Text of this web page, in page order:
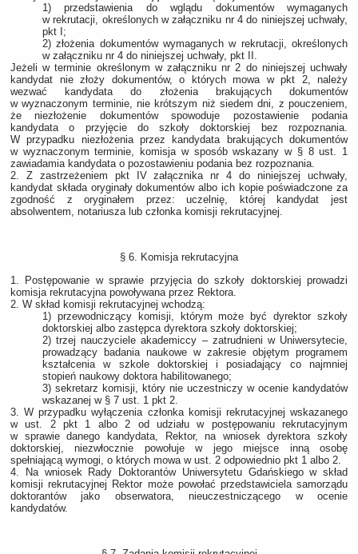
1) przedstawienia do wglądu dokumentów wymaganych
w rekrutacji, określonych w załączniku nr 4 do niniejszej uchwały,
pkt I;
2) złożenia dokumentów wymaganych w rekrutacji, określonych
w załączniku nr 4 do niniejszej uchwały, pkt II.
Jeżeli w terminie określonym w załączniku nr 2 do niniejszej uchwały
kandydat nie złoży dokumentów, o których mowa w pkt 2, należy
wezwać kandydata do złożenia brakujących dokumentów
w wyznaczonym terminie, nie krótszym niż siedem dni, z pouczeniem,
że niezłożenie dokumentów spowoduje pozostawienie podania
kandydata o przyjęcie do szkoły doktorskiej bez rozpoznania.
W przypadku niezłożenia przez kandydata brakujących dokumentów
w wyznaczonym terminie, komisja w sposób wskazany w § 8 ust. 1
zawiadamia kandydata o pozostawieniu podania bez rozpoznania.
2. Z zastrzeżeniem pkt IV załącznika nr 4 do niniejszej uchwały,
kandydat składa oryginały dokumentów albo ich kopie poświadczone za
zgodność z oryginałem przez: uczelnię, której kandydat jest
absolwentem, notariusza lub członka komisji rekrutacyjnej.
§ 6. Komisja rekrutacyjna
1. Postępowanie w sprawie przyjęcia do szkoły doktorskiej prowadzi
komisja rekrutacyjna powoływana przez Rektora.
2. W skład komisji rekrutacyjnej wchodzą:
1) przewodniczący komisji, którym może być dyrektor szkoły
doktorskiej albo zastępca dyrektora szkoły doktorskiej;
2) trzej nauczyciele akademiccy ‒ zatrudnieni w Uniwersytecie,
prowadzący badania naukowe w zakresie objętym programem
kształcenia w szkole doktorskiej i posiadający co najmniej
stopień naukowy doktora habilitowanego;
3) sekretarz komisji, który nie uczestniczy w ocenie kandydatów
wskazanej w § 7 ust. 1 pkt 2.
3. W przypadku wyłączenia członka komisji rekrutacyjnej wskazanego
w ust. 2 pkt 1 albo 2 od udziału w postępowaniu rekrutacyjnym
w sprawie danego kandydata, Rektor, na wniosek dyrektora szkoły
doktorskiej, niezwłocznie powołuje w jego miejsce inną osobę
spełniającą wymogi, o których mowa w ust. 2 odpowiednio pkt 1 albo 2.
4. Na wniosek Rady Doktorantów Uniwersytetu Gdańskiego w skład
komisji rekrutacyjnej Rektor może powołać przedstawiciela samorządu
doktorantów jako obserwatora, nieuczestniczącego w ocenie
kandydatów.